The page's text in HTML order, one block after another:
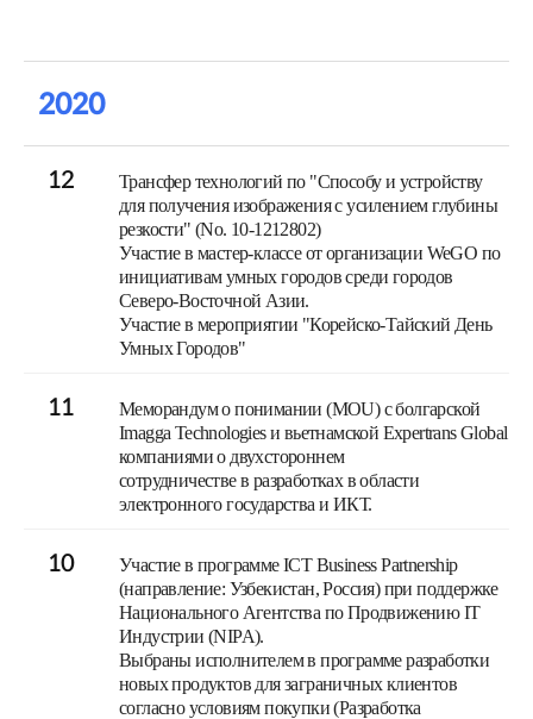
2020
12
Трансфер технологий по "Способу и устройству
для получения изображения с усилением глубины
резкости" (No. 10-1212802)
Участие в мастер-классе от организации WeGO по
инициативам умных городов среди городов
Северо-Восточной Азии.
Участие в мероприятии "Корейско-Тайский День
Умных Городов"
11
Меморандум о понимании (MOU) с болгарской
Imagga Technologies и вьетнамской Expertrans Global
компаниями о двухстороннем
сотрудничестве в разработках в области
электронного государства и ИКТ.
10
Участие в программе ICT Business Partnership
(направление: Узбекистан, Россия) при поддержке
Национального Агентства по Продвижению IT
Индустрии (NIPA).
Выбраны исполнителем в программе разработки
новых продуктов для заграничных клиентов
согласно условиям покупки (Разработка